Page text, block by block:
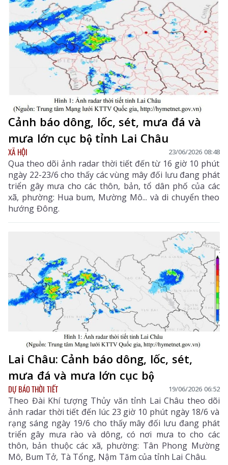
Cảnh báo dông, lốc, sét, mưa đá và
mưa lớn cục bộ tỉnh Lai Châu
XÃ HỘI 23/06/2026 08:48
Qua theo dõi ảnh radar thời tiết đến từ 16 giờ 10 phút
ngày 22-23/6 cho thấy các vùng mây đối lưu đang phát
triển gây mưa cho các thôn, bản, tổ dân phố của các
xã, phường: Hua bum, Mường Mô... và di chuyển theo
hướng Đông.
Lai Châu: Cảnh báo dông, lốc, sét,
mưa đá và mưa lớn cục bộ
DỰ BÁO THỜI TIẾT 19/06/2026 06:52
Theo Đài Khí tượng Thủy văn tỉnh Lai Châu theo dõi
ảnh radar thời tiết đến lúc 23 giờ 10 phút ngày 18/6 và
rạng sáng ngày 19/6 cho thấy mây đối lưu đang phát
triển gây mưa rào và dông, có nơi mưa to cho các
thôn, bản thuộc các xã, phường: Tân Phong Mường
Mô, Bum Tở, Tà Tổng, Nậm Tăm của tỉnh Lai Châu.